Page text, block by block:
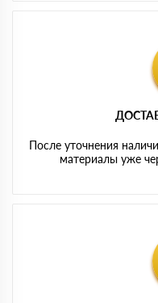
После уточнения
материалы уже